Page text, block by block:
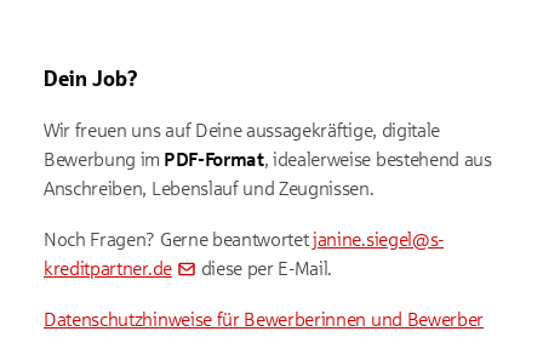
Dein Job?
Wir freuen uns auf Deine aussagekräftige, digitale
Bewerbung im PDF-Format, idealerweise bestehend aus
Anschreiben, Lebenslauf und Zeugnissen.
Noch Fragen? Gerne beantwortetjanine.siegel@s-
kreditpartner.de
diese per E-Mail.
Datenschutzhinweise für Bewerberinnen und Bewerber